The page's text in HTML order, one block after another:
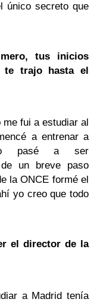
único secreto que
tus inicios
te trajo hasta el
fui a estudiar al
a entrenar a
pasé a ser
un breve paso
la ONCE formé el
yo creo que todo
el director de la
a Madrid tenía